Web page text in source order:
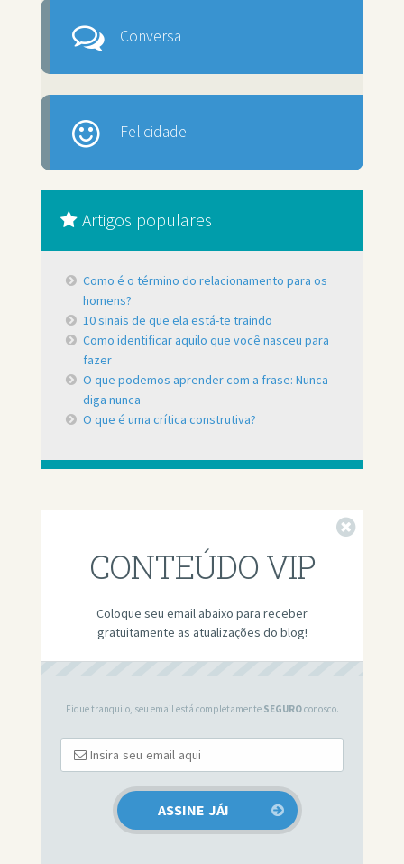
Conversa
Felicidade
Artigos populares
Como é o término do relacionamento para os
homens?
10 sinais de que ela está-te traindo
Como identificar aquilo que você nasceu para
fazer
O que podemos aprender com a frase: Nunca
diga nunca
O que é uma crítica construtiva?
CONTEÚDO VIP
Coloque seu email abaixo para receber
gratuitamente as atualizações do blog!
Fique tranquilo, seu email está completamente SEGUROconosco.